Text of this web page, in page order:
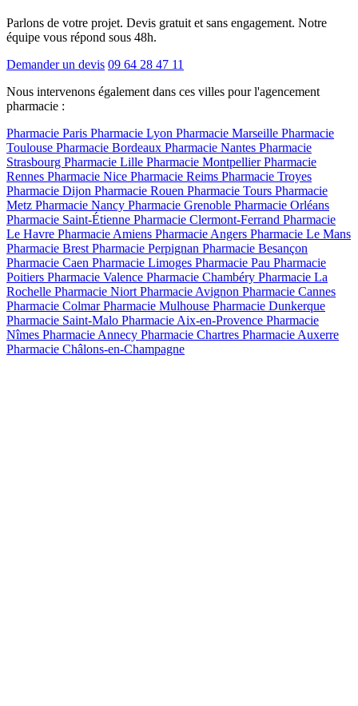
Parlons de votre projet. Devis gratuit et sans engagement. Notre
équipe vous répond sous 48h.
Demander un devis 09 64 28 47 11
Nous intervenons également dans ces villes pour l'agencement
pharmacie :
Pharmacie Paris Pharmacie Lyon Pharmacie Marseille Pharmacie
Toulouse Pharmacie Bordeaux Pharmacie Nantes Pharmacie
Strasbourg Pharmacie Lille Pharmacie MontpellierPharmacie
Rennes Pharmacie Nice Pharmacie Reims Pharmacie Troyes
Pharmacie Dijon Pharmacie Rouen Pharmacie Tours Pharmacie
Metz Pharmacie Nancy Pharmacie Grenoble Pharmacie Orléans
Pharmacie Saint-Étienne Pharmacie Clermont-Ferrand Pharmacie
Le Havre Pharmacie Amiens Pharmacie Angers Pharmacie Le Mans
Pharmacie Brest Pharmacie Perpignan Pharmacie Besançon
Pharmacie Caen Pharmacie Limoges Pharmacie Pau Pharmacie
Poitiers Pharmacie Valence Pharmacie Chambéry Pharmacie La
Rochelle Pharmacie Niort Pharmacie Avignon Pharmacie Cannes
Pharmacie ColmarPharmacie Mulhouse Pharmacie Dunkerque
Pharmacie Saint-Malo Pharmacie Aix-en-Provence Pharmacie
Nîmes Pharmacie Annecy Pharmacie Chartres Pharmacie Auxerre
Pharmacie Châlons-en-Champagne